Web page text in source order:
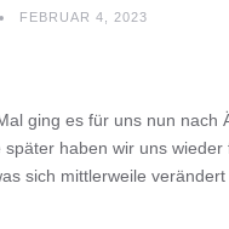
FEBRUAR 4, 2023
ging es für uns nun
später haben wir uns
sich mittlerweile